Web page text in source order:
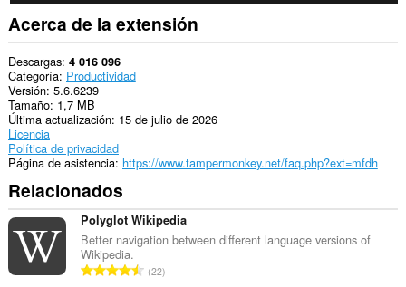
and
display
them
to
you
in
the
system
tray.
Esta
extensión
puede
acceder
a
tus
pestañas
actividades
Acerca de la extensión
Descargas 4 016 096
Categoría Productividad
Versión 5.6.6239
Tamaño 1,7 MB
Última actualización 15 de julio de 2026
Licencia
Política de privacidad
Página de asistencia https://www.tampermonkey.net/faq.php?ext=mfdh
Relacionados
Polyglot Wikipedia
Better navigation between different language versions of
Wikipedia.
N22